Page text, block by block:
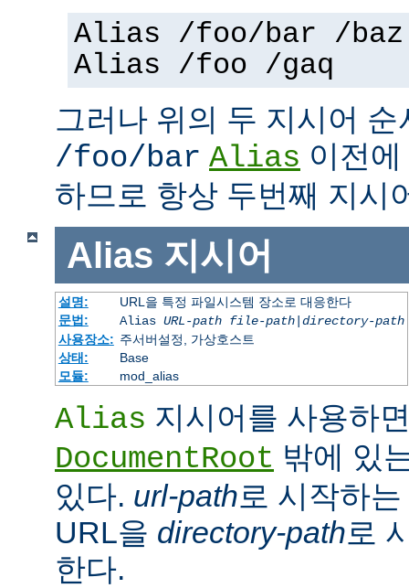
Alias /foo/bar /baz
Alias /foo /gaq
그러나 위의 두 지시어 순
/foo/bar Alias 이전에
하므로 항상 두번째 지시
Alias 지시어
설명:
URL을 특정 파일시스템 장소로 대응한다
문법:
Alias URL-path file-path| directory-path
사용장소: 주서버설정, 가상호스트
상태:
Base
모듈:
mod_alias
Alias 지시어를 사용하
DocumentRoot 밖에 있
있다. url-path로 시작하
URL을 directory-path로
한다.